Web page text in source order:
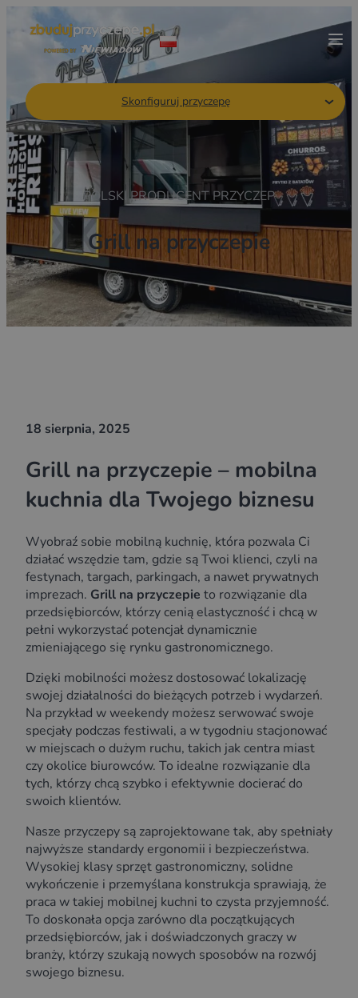
Skonfiguruj przyczepę
POLSKI PRODUCENT PRZYCZEP
Grill na przyczepie
18 sierpnia, 2025
Grill na przyczepie – mobilna
kuchnia dla Twojego biznesu
Wyobraź sobie mobilną kuchnię, która pozwala Ci
działać wszędzie tam, gdzie są Twoi klienci, czyli na
festynach, targach, parkingach, a nawet prywatnych
imprezach. Grill na przyczepie to rozwiązanie dla
przedsiębiorców, którzy cenią elastyczność i chcą w
pełni wykorzystać potencjał dynamicznie
zmieniającego się rynku gastronomicznego.
Dzięki mobilności możesz dostosować lokalizację
swojej działalności do bieżących potrzeb i wydarzeń.
Na przykład w weekendy możesz serwować swoje
specjały podczas festiwali, a w tygodniu stacjonować
w miejscach o dużym ruchu, takich jak centra miast
czy okolice biurowców. To idealne rozwiązanie dla
tych, którzy chcą szybko i efektywnie docierać do
swoich klientów.
Nasze przyczepy są zaprojektowane tak, aby spełniały
najwyższe standardy ergonomii i bezpieczeństwa.
Wysokiej klasy sprzęt gastronomiczny, solidne
wykończenie i przemyślana konstrukcja sprawiają, że
praca w takiej mobilnej kuchni to czysta przyjemność.
To doskonała opcja zarówno dla początkujących
przedsiębiorców, jak i doświadczonych graczy w
branży, którzy szukają nowych sposobów na rozwój
swojego biznesu.